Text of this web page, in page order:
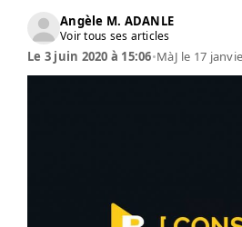
Angèle M. ADANLE
Voir tous ses articles
Le 3 juin 2020 à 15:06•MàJ le 17